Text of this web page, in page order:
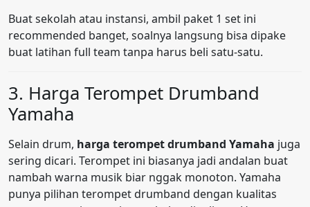
Buat sekolah atau instansi, ambil paket 1 set ini
recommended banget, soalnya langsung bisa dipake
buat latihan full team tanpa harus beli satu-satu.
3. Harga Terompet Drumband
Yamaha
Selain drum, harga terompet drumband Yamaha juga
sering dicari. Terompet ini biasanya jadi andalan buat
nambah warna musik biar nggak monoton. Yamaha
punya pilihan terompet drumband dengan kualitas